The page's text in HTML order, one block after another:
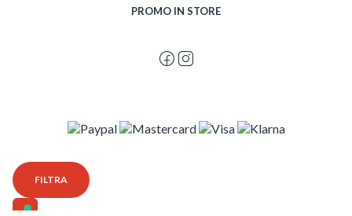
FILTRA
PROMO IN STORE
© 2026 Spegetti Visione Superba - Frasimo SRL - P.Iva 02435950999 - Tutti i